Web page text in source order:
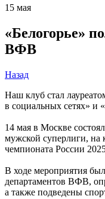
15 мая
«Белогорье»
ВФВ
Назад
Наш клуб стал
в социальных сетях» и
14 мая в Москве
мужской суперлиги, на
чемпионата России
В ходе мероприятия
департаментов ВФВ,
а также подведены